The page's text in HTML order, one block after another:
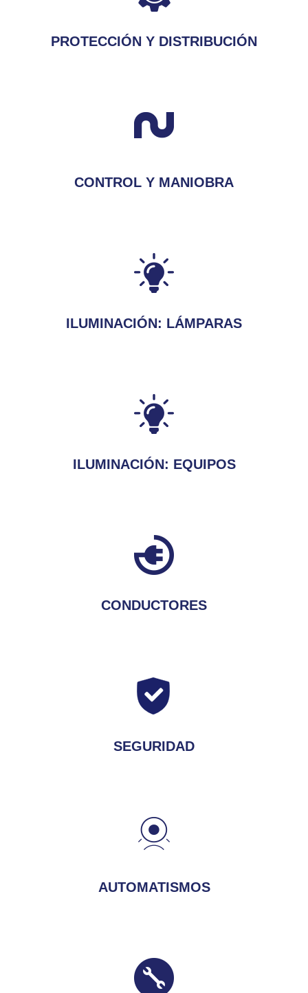
PROTECCIÓN Y DISTRIBUCIÓN
CONTROL Y MANIOBRA
ILUMINACIÓN: LÁMPARAS
ILUMINACIÓN: EQUIPOS
CONDUCTORES
SEGURIDAD
AUTOMATISMOS